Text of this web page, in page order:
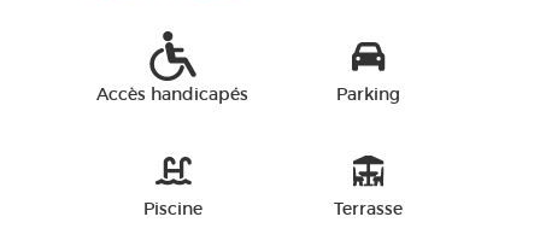
Accès handicapés Parking
Piscine Terrasse